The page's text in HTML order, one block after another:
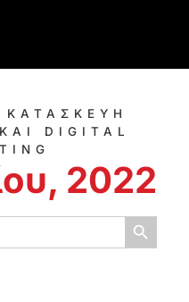
ΚΑΤΑΣΚΕΥΗ
DIGITAL
2022
Κουμπί